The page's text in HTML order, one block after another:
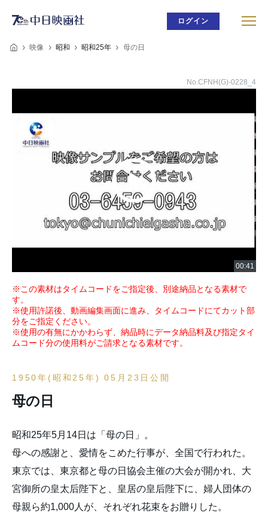
ログイン
映像 昭和 昭和25年 母の日
No.CFNH(G)-0228_4
※この素材はタイムコードをご指定後、別途納品となる素材で
す。
※使用許諾後、動画編集画面に進み、タイムコードにてカット部
分をご指定ください。
※使用の有無にかかわらず、納品時にデータ納品料及び指定タイ
ムコード分の使用料がご請求となる素材です。
1950年(昭和25年) 05月23日公開
母の日
昭和25年5月14日は「母の日」。
母への感謝と、愛情をこめた行事が、全国で行われた。
東京では、東京都と母の日協会主催の大会が開かれ、大
宮御所の皇太后陛下と、皇居の皇后陛下に、婦人団体の
母親ら約1,000人が、それぞれ花束をお贈りした。